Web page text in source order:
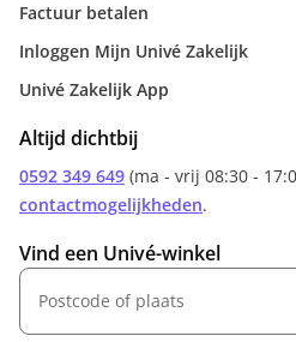
Factuur betalen
Inloggen Mijn Univé Zakelijk
Univé Zakelijk App
Altijd dichtbij
0592 349 649 (ma - vrij 08:30 -
contactmogelijkheden.
Vind een Univé-winkel